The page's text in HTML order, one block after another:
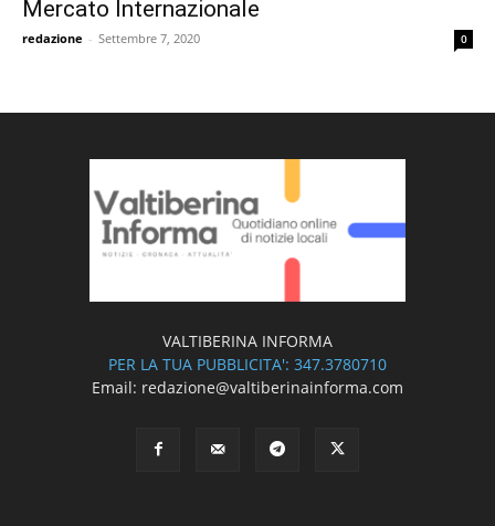
Mercato Internazionale
redazione - Settembre 7, 2020 0
VALTIBERINA INFORMA
PER LA TUA PUBBLICITA': 347.3780710
Email: redazione@valtiberinainforma.com